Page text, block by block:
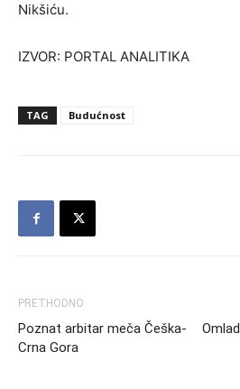
Nikšiću.
IZVOR: PORTAL ANALITIKA
TAG Budućnost
PRETHODNO
Poznat arbitar meča Češka-
Crna Gora